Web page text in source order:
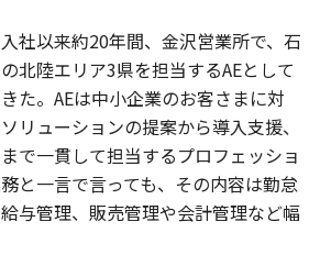
社以来約20年間、金沢営業所で、石
北陸エリア3県を担当するAEとして
た。AEは中小企業のお客さまに対
リューションの提案から導入支援、
で一貫して担当するプロフェッショ
と一言で言っても、その内容は勤怠
与管理、販売管理や会計管理など幅